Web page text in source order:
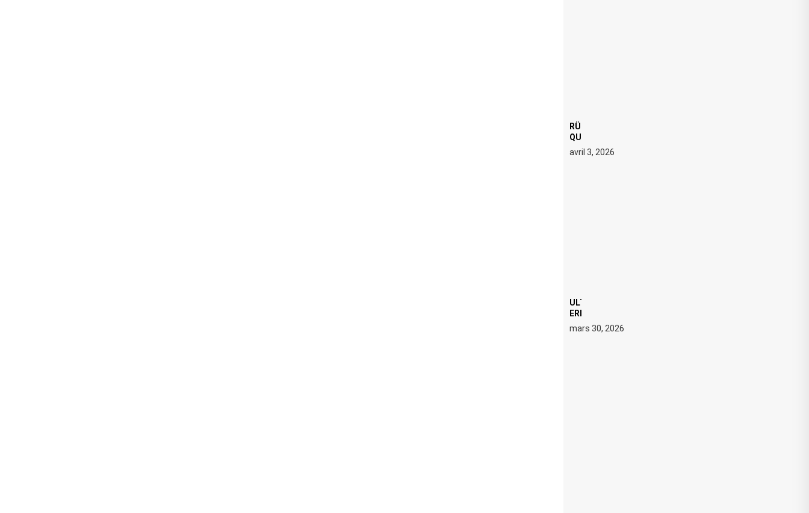
RÜFÜS DU SOL LANCE UNE RÉSIDENCE DJ SET DE
QUATRE DATES À PACHA IBIZA EN JUILLET 2026
avril 3, 2026
ULTRA 2026 : SWEDISH HOUSE MAFIA RETROUVE
ERIC PRYDZ DANS UN MOMENT CHARGÉ DE
SYMBOLE
mars 30, 2026